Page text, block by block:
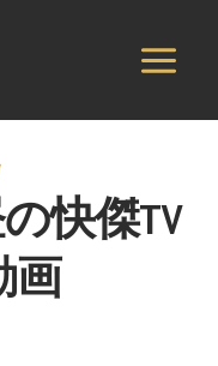
快傑TV
画